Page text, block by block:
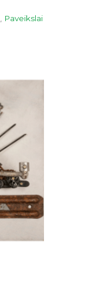
Paveikslai